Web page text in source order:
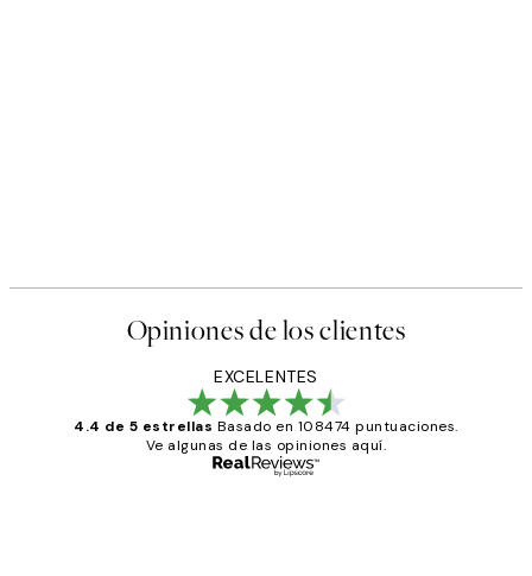
Opiniones de los clientes
EXCELENTES
4.4 de 5 estrellas Basado en 108474 puntuaciones.
Ve algunas de las opiniones aquí.